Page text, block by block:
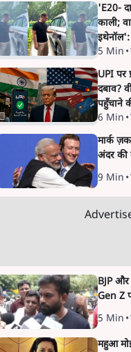
'E20-
काली;
इथेनॉल':
5 Min •
UPI पर
दबाव?
पहुँचाने
6 Min •
मार्क
अंदर की
9 Min •
BJP और
Gen Z
5 Min •
महुआ